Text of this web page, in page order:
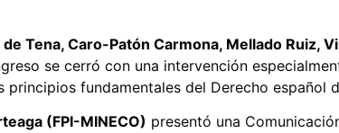
Tena, Caro-Patón Carmona, Mellado Ruiz,
se cerró con una intervención
fundamentales del Derecho español
(FPI-MINECO) presentó una